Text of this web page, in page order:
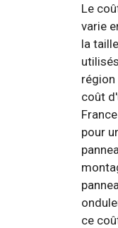
Le
varie
la
région
coût
pour
ce